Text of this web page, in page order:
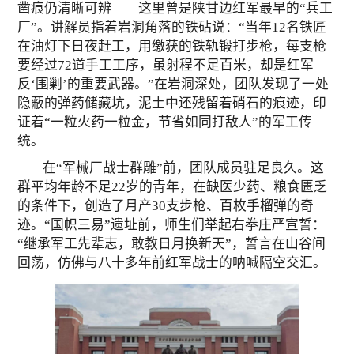
凿痕仍清晰可辨——这里曾是陕甘边红军最早的“兵工
厂”。讲解员指着岩洞角落的铁砧说：“当年12名铁匠
在油灯下日夜赶工，用缴获的铁轨锻打步枪，每支枪
要经过72道手工工序，虽射程不足百米，却是红军
反‘围剿’的重要武器。”在岩洞深处，团队发现了一处
隐蔽的弹药储藏坑，泥土中还残留着硝石的痕迹，印
证着“一粒火药一粒金，节省如同打敌人”的军工传
统。
在“军械厂战士群雕”前，团队成员驻足良久。这
群平均年龄不足22岁的青年，在缺医少药、粮食匮乏
的条件下，创造了月产30支步枪、百枚手榴弹的奇
迹。“国帜三易”遗址前，师生们举起右拳庄严宣誓：
“继承军工先辈志，敢教日月换新天”，誓言在山谷间
回荡，仿佛与八十多年前红军战士的呐喊隔空交汇。